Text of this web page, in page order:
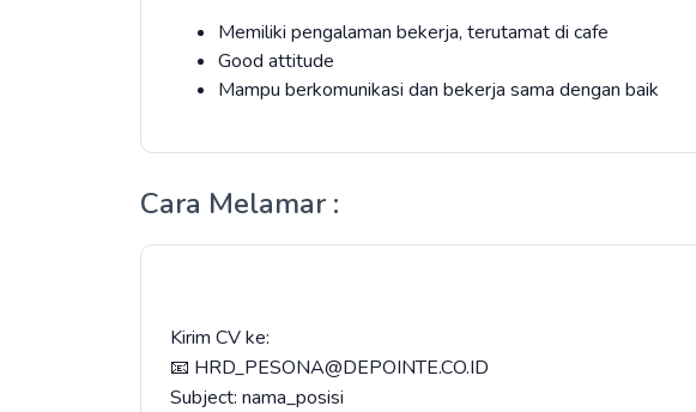
Memiliki pengalaman bekerja, terutamat di cafe
Good attitude
Mampu berkomunikasi dan bekerja sama dengan baik
Cara Melamar :
Kirim CV ke:
📧 HRD_PESONA@DEPOINTE.CO.ID
Subject: nama_posisi